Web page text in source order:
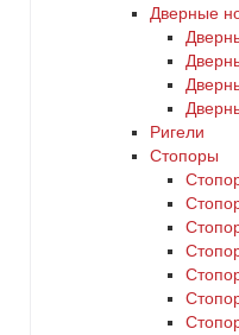
Дверные
Ригели
Стопоры